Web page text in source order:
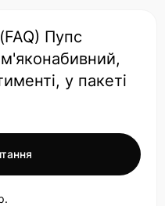
Пупс
у пакеті